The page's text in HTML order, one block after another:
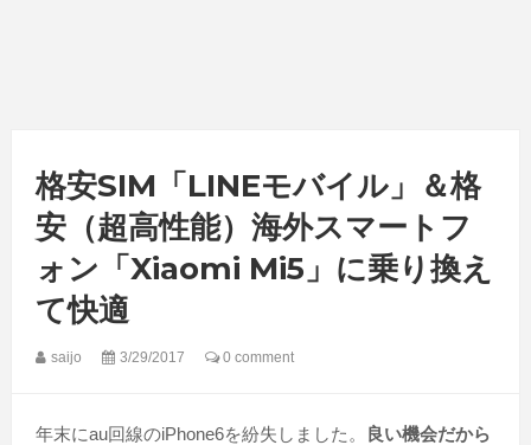
格安SIM「LINEモバイル」＆格
安（超高性能）海外スマートフ
ォン「Xiaomi Mi5」に乗り換え
て快適
saijo 3/29/2017 0 comment
年末にau回線のiPhone6を紛失しました。
良い機会だから